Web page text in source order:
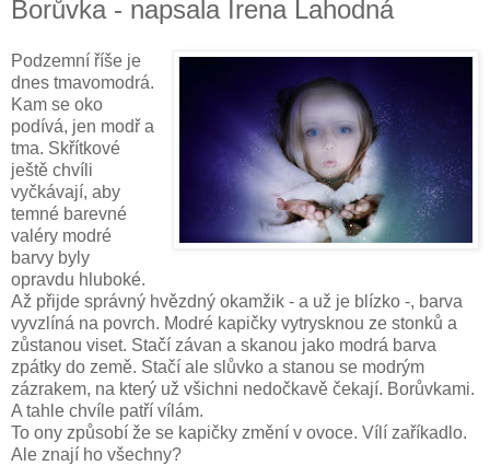
Borůvka - napsala Irena Lahodná
Podzemní říše je
dnes tmavomodrá.
Kam se oko
podívá, jen modř a
tma. Skřítkové
ještě chvíli
vyčkávají, aby
temné barevné
valéry modré
barvy byly
opravdu hluboké.
Až přijde správný hvězdný okamžik - a už je blízko -, barva
vyvzlíná na povrch. Modré kapičky vytrysknou ze stonků a
zůstanou viset. Stačí závan a skanou jako modrá barva
zpátky do země. Stačí ale slůvko a stanou se modrým
zázrakem, na který už všichni nedočkavě čekají. Borůvkami.
A tahle chvíle patří vílám.
To ony způsobí že se kapičky změní v ovoce. Vílí zaříkadlo.
Ale znají ho všechny?